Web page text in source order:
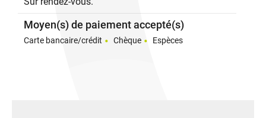
Visite de l'atelier sur rendez-vous.
Fabrication de planches de skate en bois issus en
circuit court. Sérigraphie personnalisée de chaque
Moyen(s) de paiement accepté(s)
Carte bancaire/crédit Chèque Espèces